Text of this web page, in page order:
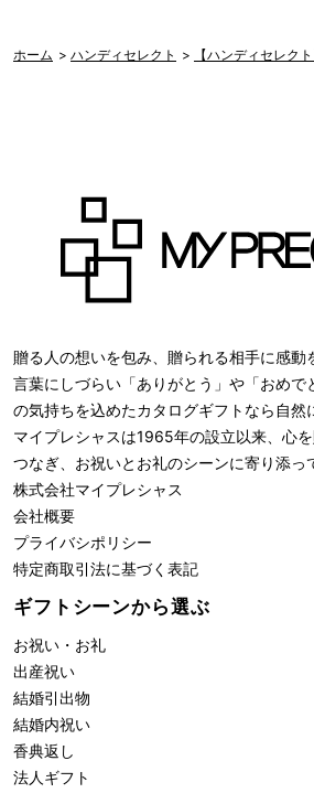
ホーム > ハンディセレクト > 【ハンディセレク
贈る人の想いを包み、贈られる相手に感
言葉にしづらい「ありがとう」や「おめで
の気持ちを込めたカタログギフトなら自然
マイプレシャスは1965年の設立以来、心
つなぎ、お祝いとお礼のシーンに寄り添っ
株式会社マイプレシャス
会社概要
プライバシポリシー
特定商取引法に基づく表記
ギフトシーンから選ぶ
お祝い・お礼
出産祝い
結婚引出物
結婚内祝い
香典返し
法人ギフト